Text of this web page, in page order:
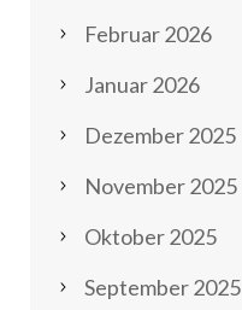
Februar 2026
Januar 2026
Dezember 2025
November 2025
Oktober 2025
September 2025